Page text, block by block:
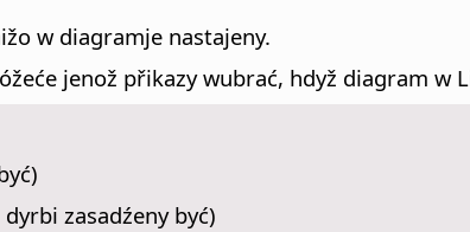
w diagramje nastajeny.
jenož přikazy wubrać, hdyž diagram w
zasadźeny być)